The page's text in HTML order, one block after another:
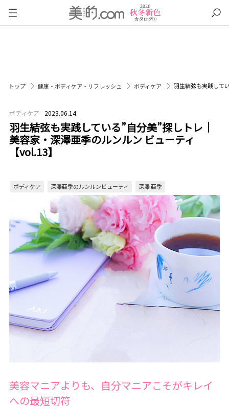
トップ 健康・ボディケア・リフレッシュ ボディケア 羽生結弦も実践して
ボディケア 2023.06.14
羽生結弦も実践している”自分美”探しトレ｜
美容家・深澤亜季のルンルン ビューティ
【vol.13】
ボディケア 深澤亜季のルンルンビューティ 深澤 亜季
美容マニアよりも、自分マニアこそがキレイ
への最短切符